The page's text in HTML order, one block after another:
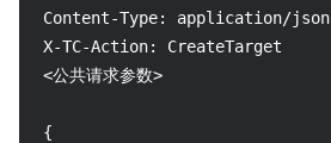
Content-Type: application/json
X-TC-Action: CreateTarget
<公共请求参数>
{